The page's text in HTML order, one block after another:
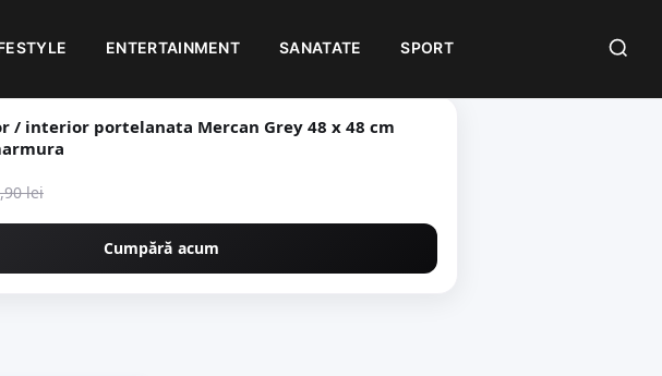
ENTERTAINMENT SANATATE SPORT
portelanata Mercan Grey 48 x 48 cm
marmura
lei
Cumpără acum